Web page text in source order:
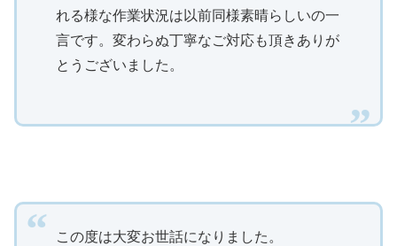
れる様な作業状況は以前同様素晴らしいの一
言です。変わらぬ丁寧なご対応も頂きありが
とうございました。
この度は大変お世話になりました。